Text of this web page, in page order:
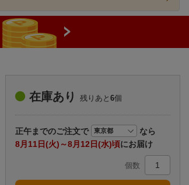
楽天チケット
エンタメニュース
推し楽
在庫あり 残りあと 6個
正午までのご注文で
なら
8月11日(火)～8月12日(水)頃にお届け
個数